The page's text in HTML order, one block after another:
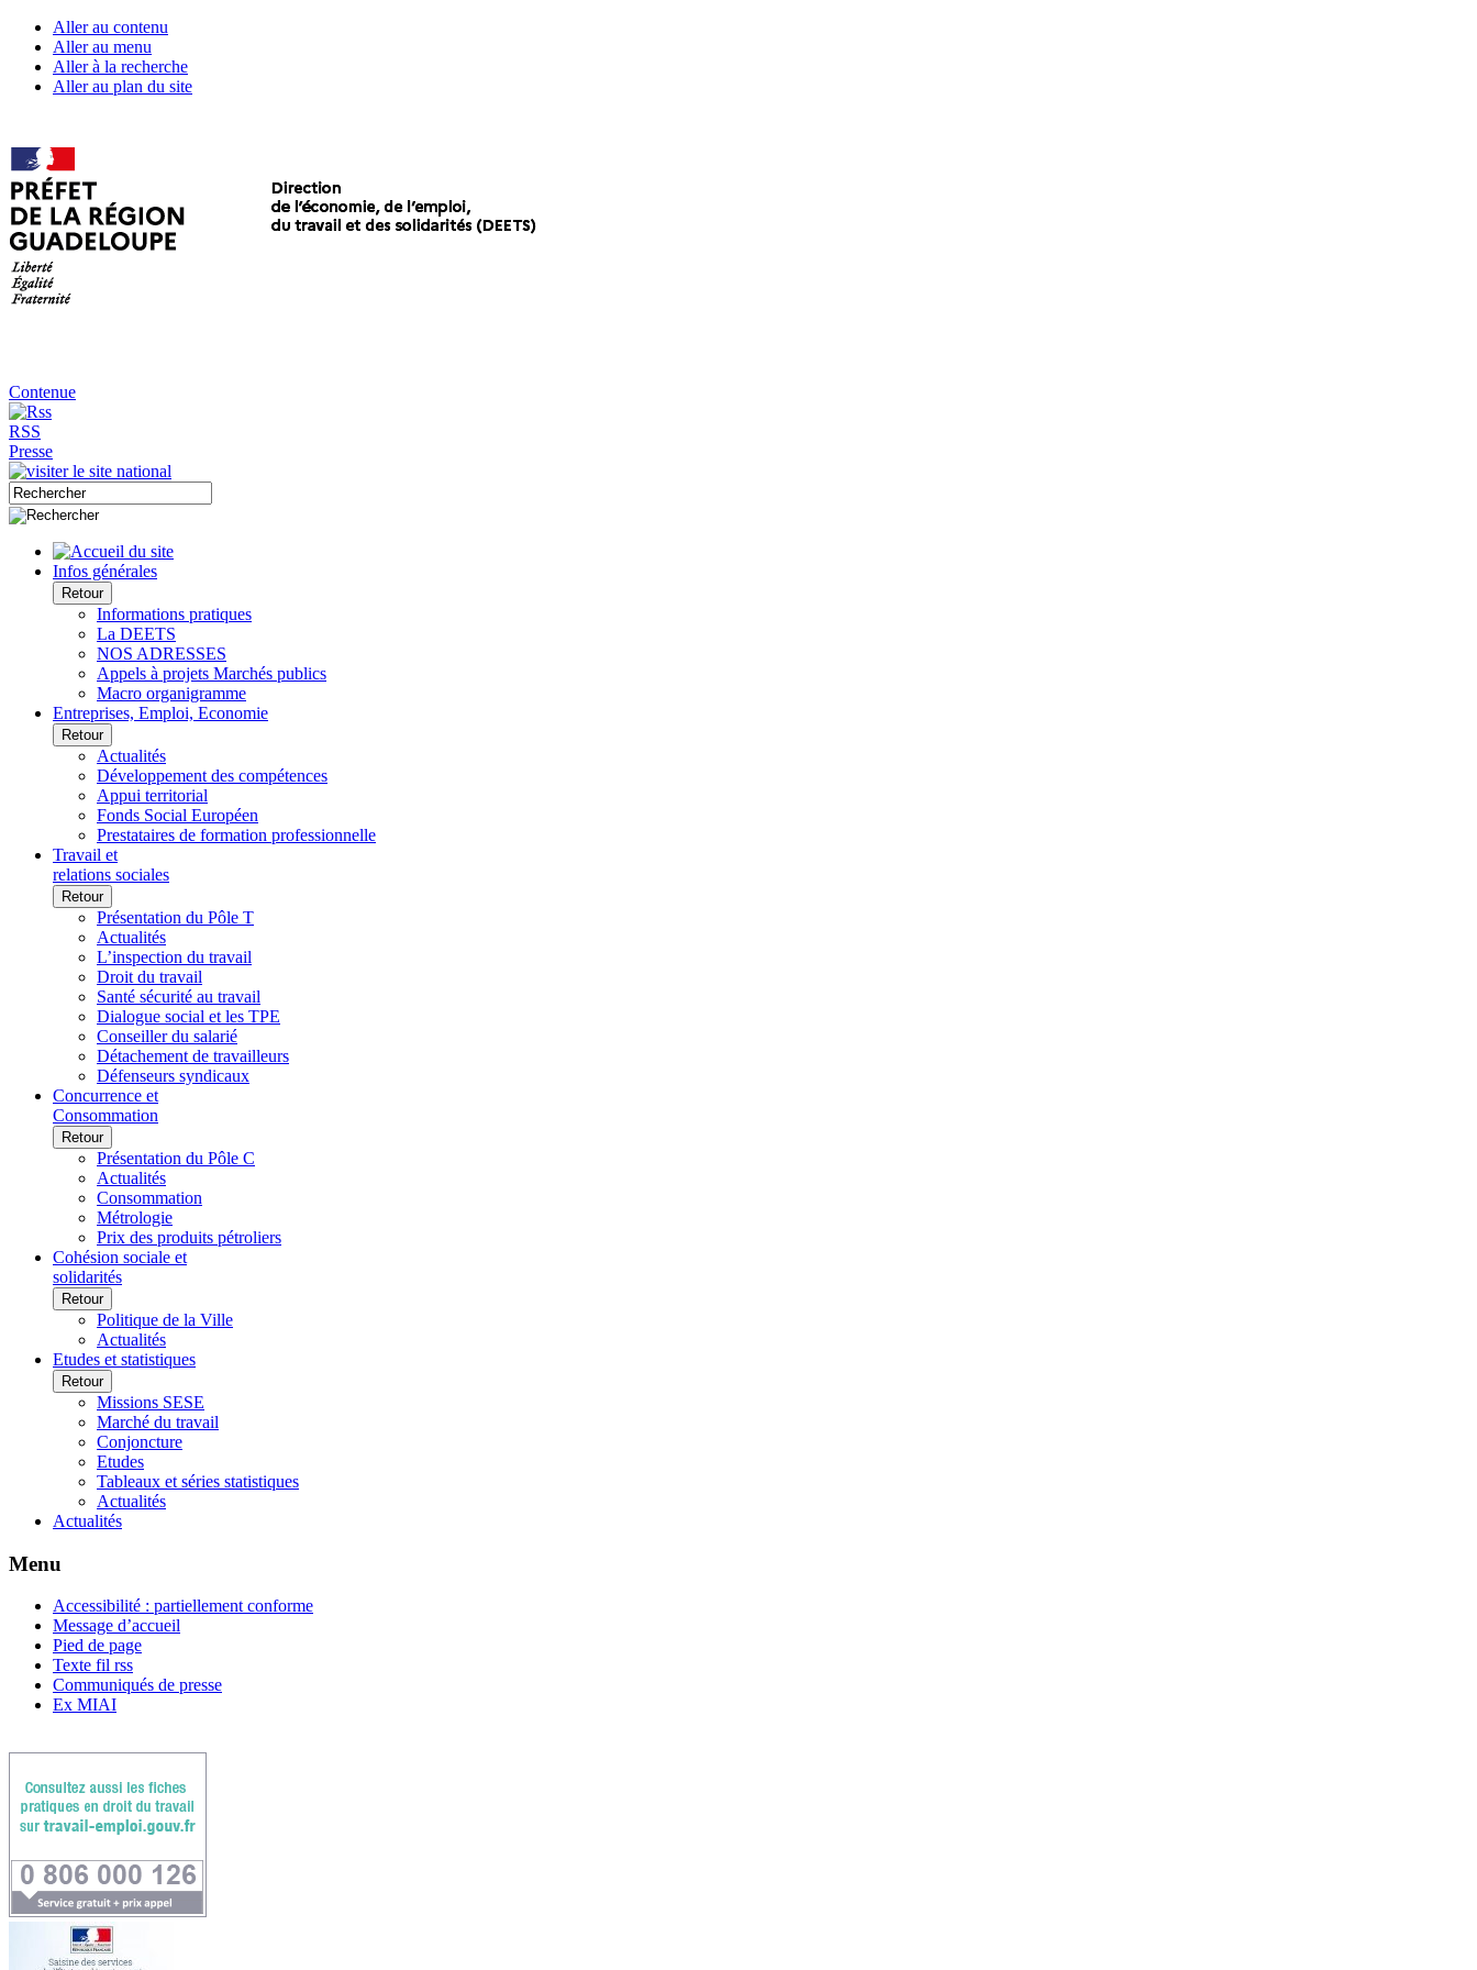
Aller au contenu
Aller au menu
Aller à la recherche
Aller au plan du site
Contenue
RSS
Presse
Infos générales
Retour
Informations pratiques
La DEETS
NOS ADRESSES
Appels à projets Marchés publics
Macro organigramme
Entreprises, Emploi, Economie
Retour
Actualités
Développement des compétences
Appui territorial
Fonds Social Européen
Prestataires de formation professionnelle
Travail et
relations sociales
Retour
Présentation du Pôle T
Actualités
L’inspection du travail
Droit du travail
Santé sécurité au travail
Dialogue social et les TPE
Conseiller du salarié
Détachement de travailleurs
Défenseurs syndicaux
Concurrence et
Consommation
Retour
Présentation du Pôle C
Actualités
Consommation
Métrologie
Prix des produits pétroliers
Cohésion sociale et
solidarités
Retour
Politique de la Ville
Actualités
Etudes et statistiques
Retour
Missions SESE
Marché du travail
Conjoncture
Etudes
Tableaux et séries statistiques
Actualités
Actualités
Menu
Accessibilité : partiellement conforme
Message d’accueil
Pied de page
Texte fil rss
Communiqués de presse
Ex MIAI